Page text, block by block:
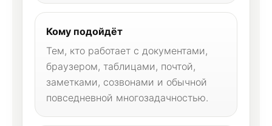
Кому подойдёт
Тем, кто работает с документами,
браузером, таблицами, почтой,
заметками, созвонами и обычной
повседневной многозадачностью.